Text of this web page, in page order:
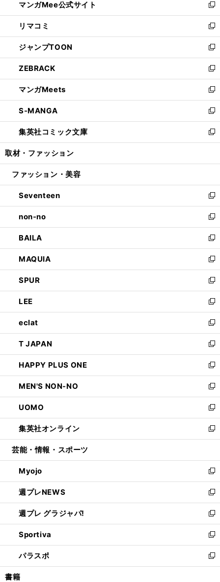
く
ド
ウ
で
開
く
ィ
ン
ド
ウ
で
開
く
い
ウ
ィ
ン
ド
ウ
で
開
く
マンガMee公式サイト
新
し
い
ウ
ィ
ン
ド
ウ
で
開
く
リマコミ
新
し
い
ウ
ィ
ン
ド
ウ
で
開
く
ジャンプTOON
新
し
い
ウ
ィ
ン
ド
ウ
で
開
ZEBRACK
新
し
い
ウ
ィ
ン
ド
ウ
開
マンガMeets
新
し
い
ウ
ィ
ン
ウ
開
く
S-MANGA
新
し
い
ウ
ン
ウ
で
開
く
集英社コミック文庫
新
し
ウ
ン
ド
ウ
で
開
く
取材・ファッション
ファッション・美容
Seventeen
新
し
い
ウ
ィ
ン
ド
ウ
で
開
く
non-no
新
し
い
ウ
ィ
ン
ド
ウ
で
開
く
BAILA
新
し
い
ウ
ィ
ン
ド
ウ
で
開
く
MAQUIA
新
し
い
ウ
ィ
ン
ド
ウ
で
開
く
SPUR
新
し
い
ウ
ィ
ン
ド
ウ
で
開
く
LEE
新
し
い
ウ
ィ
ン
ド
ウ
で
開
く
eclat
新
し
い
ウ
ィ
ン
ド
ウ
で
開
く
T JAPAN
新
し
い
ウ
ィ
ン
ド
ウ
で
開
HAPPY PLUS ONE
新
し
い
ウ
ィ
ン
ド
ウ
開
く
MEN'S NON-NO
新
し
い
ウ
ィ
ン
ウ
で
開
く
UOMO
新
し
い
ウ
ン
ド
ウ
で
開
く
集英社オンライン
新
し
ウ
ィ
ン
ド
ウ
で
開
く
芸能・情報・スポーツ
Myojo
新
し
い
ウ
ィ
ン
ド
ウ
で
開
週プレNEWS
新
し
い
ウ
ィ
ン
ド
ウ
週プレ グラジャパ!
新
し
い
ウ
ィ
ン
Sportiva
新
し
い
ウ
パラスポ
新
し
書籍